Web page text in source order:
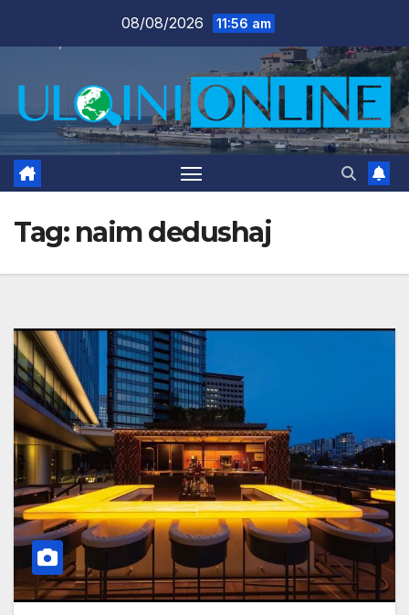
08/08/2026 11:56 am
Tag: naim dedushaj